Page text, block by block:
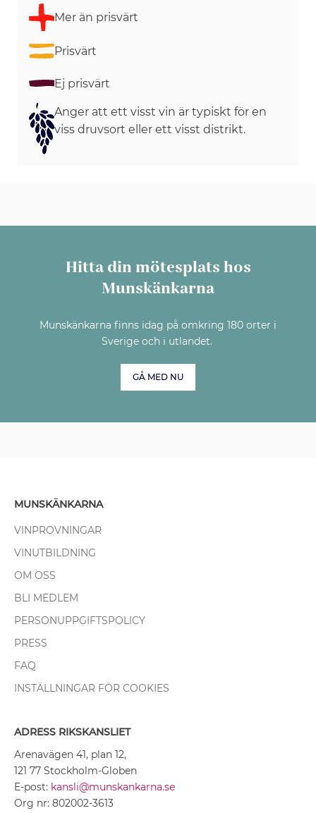
Mer än prisvärt
Prisvärt
Ej prisvärt
Anger att ett visst vin är typiskt för en
viss druvsort eller ett visst distrikt.
Hitta din mötesplats hos
Munskänkarna
Munskänkarna finns idag på omkring 180 orter i
Sverige och i utlandet.
GÅ MED NU
MUNSKÄNKARNA
VINPROVNINGAR
VINUTBILDNING
OM OSS
BLI MEDLEM
PERSONUPPGIFTSPOLICY
PRESS
FAQ
INSTÄLLNINGAR FÖR COOKIES
ADRESS RIKSKANSLIET
Arenavägen 41, plan 12,
121 77 Stockholm-Globen
E-post: kansli@munskankarna.se
Org nr: 802002-3613